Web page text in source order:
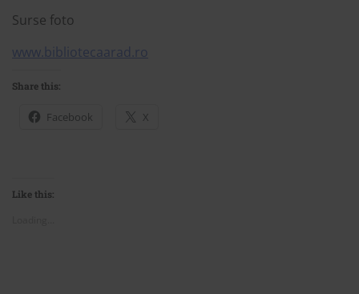
Surse foto
www.bibliotecaarad.ro
Share this:
Facebook X
Like this: